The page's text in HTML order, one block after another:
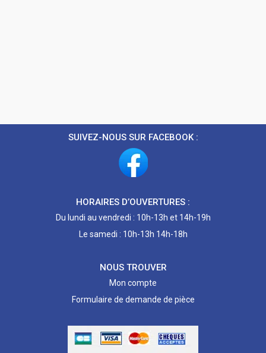
SUIVEZ-NOUS SUR FACEBOOK :
HORAIRES D’OUVERTURES :
Du lundi au vendredi : 10h-13h et 14h-19h
Le samedi : 10h-13h 14h-18h
NOUS TROUVER
Mon compte
Formulaire de demande de pièce